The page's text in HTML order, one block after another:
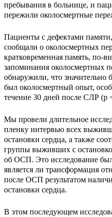
пребывания в больнице, и
пережили околосмертные
Пациенты с дефектами
сообщали о околосмертных
кратковременная память, по-
запоминания околосмертных
обнаружили, что значительно
был околосмертный опыт,
течение 30 дней после СЛР (p
Мы провели длительное
пленку интервью всех
остановки сердца, а также
группы выживших с
об ОСП. Это исследование
является ли трансформация
после ОСП результатом
остановки сердца.
В этом последующем